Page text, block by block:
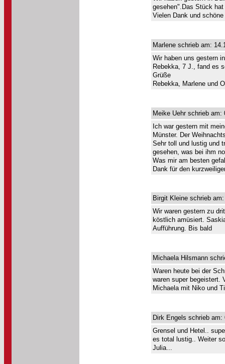
gesehen".Das Stück
Vielen Dank und
Marlene schrieb am:
Wir haben uns gestern
Rebekka, 7 J., fand es
Grüße
Rebekka, Marlene und
Meike Uehr schrieb am:
Ich war gestern mit
Münster. Der
Sehr toll und lustig und
gesehen, was bei ihm
Was mir am besten
Dank für den
Birgit Kleine schrieb
Wir waren gestern zu
köstlich amüsiert.
Aufführung. Bis bald
Michaela Hilsmann
Waren heute bei der
waren super begeistert.
Michaela mit Niko und
Dirk Engels schrieb am:
Grensel und Hetel..
es total lustig.. Weiter
Julia...